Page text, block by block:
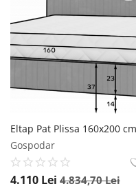
Gospodar
4.110 Lei 4.834,70Lei